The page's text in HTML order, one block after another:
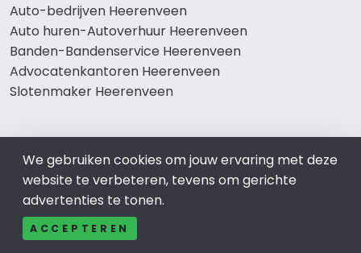
Auto-bedrijven Heerenveen
Auto huren-Autoverhuur Heerenveen
Banden-Bandenservice Heerenveen
Advocatenkantoren Heerenveen
Slotenmaker Heerenveen
Populair
Woningruil Heerenveen
Prive Spa-Sauna Heerenveen
Incassobureau Heerenveen
We gebruiken cookies om jouw ervaring met deze
website te verbeteren, tevens om gerichte
advertenties te tonen.
ACCEPTEREN